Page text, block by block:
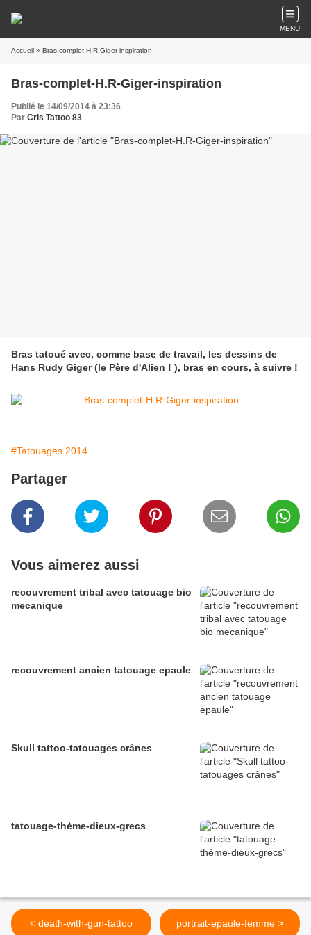
MENU
Accueil » Bras-complet-H.R-Giger-inspiration
Bras-complet-H.R-Giger-inspiration
Publié le 14/09/2014 à 23:36
Par Cris Tattoo 83
Bras tatoué avec, comme base de travail, les dessins de
Hans Rudy Giger (le Père d'Alien ! ), bras en cours, à suivre !
#Tatouages 2014
Partager
Vous aimerez aussi
recouvrement tribal avec tatouage bio
mecanique
recouvrement ancien tatouage epaule
Skull tattoo-tatouages crânes
tatouage-thème-dieux-grecs
< death-with-gun-tattoo portrait-epaule-femme >